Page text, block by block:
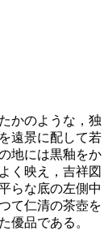
かのような，独
遠景に配して若
地には黒釉をか
く映え，吉祥図
らな底の左側中
て仁清の茶壺を
優品である。